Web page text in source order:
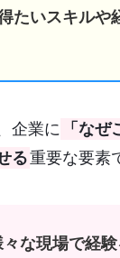
たいスキルや
企業に
「な
る重要な要素
な現場で経